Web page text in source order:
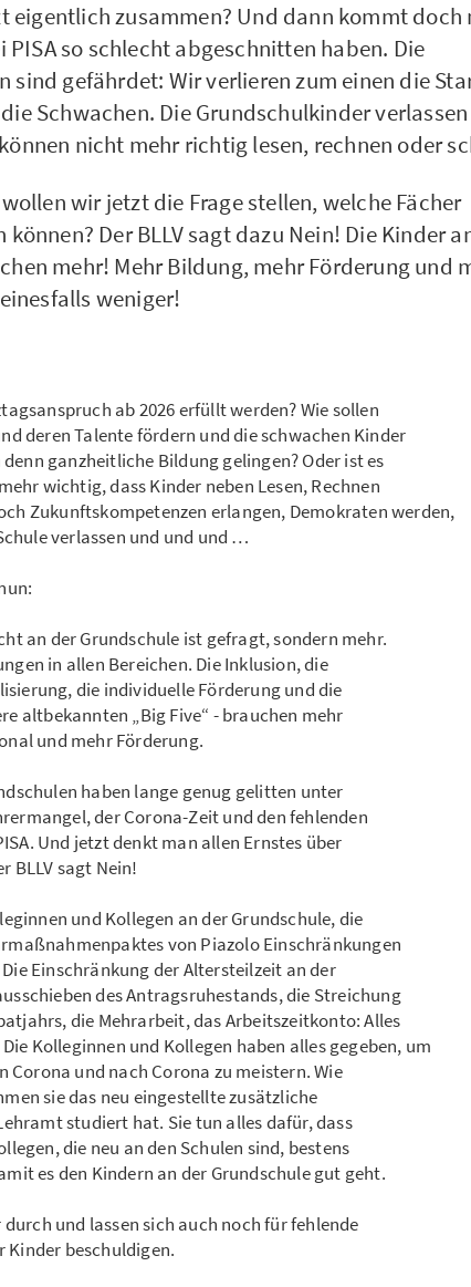
eigentlich zusammen? Und dann kommt doch
PISA so schlecht abgeschnitten haben. Die
sind gefährdet: Wir verlieren zum einen die
Schwachen. Die Grundschulkinder
nicht mehr richtig lesen, rechnen oder
wir jetzt die Frage stellen, welche Fächer
Der BLLV sagt dazu Nein! Die Kinder
mehr! Mehr Bildung, mehr Förderung und
weniger!
ab 2026 erfüllt werden? Wie sollen
deren Talente fördern und die schwachen Kinder
ganzheitliche Bildung gelingen? Oder ist es
wichtig, dass Kinder neben Lesen, Rechnen
Zukunftskompetenzen erlangen, Demokraten werden,
verlassen und und und …
an der Grundschule ist gefragt, sondern mehr.
in allen Bereichen. Die Inklusion, die
die individuelle Förderung und die
altbekannten „Big Five“ - brauchen mehr
und mehr Förderung.
haben lange genug gelitten unter
der Corona-Zeit und den fehlenden
Und jetzt denkt man allen Ernstes über
BLLV sagt Nein!
und Kollegen an der Grundschule, die
von Piazolo Einschränkungen
Einschränkung der Altersteilzeit an der
des Antragsruhestands, die Streichung
die Mehrarbeit, das Arbeitszeitkonto: Alles
Kolleginnen und Kollegen haben alles gegeben, um
Corona und nach Corona zu meistern. Wie
sie das neu eingestellte zusätzliche
studiert hat. Sie tun alles dafür, dass
die neu an den Schulen sind, bestens
es den Kindern an der Grundschule gut geht.
und lassen sich auch noch für fehlende
Kinder beschuldigen.